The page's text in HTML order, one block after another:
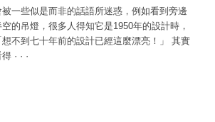
一些似是而非的話語所迷惑，例如看到旁邊
的吊燈，很多人得知它是1950年的設計時，
不到七十年前的設計已經這麼漂亮！」 其實
得 · · ·